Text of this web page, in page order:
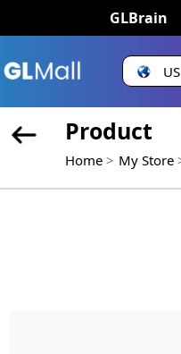
GLBrain
US
Product
Home My Store